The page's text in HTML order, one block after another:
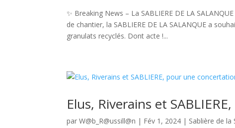
✨ Breaking News – La SABLIERE DE LA
de chantier, la SABLIERE DE LA SALANQUE a
granulats recyclés. Dont acte !...
Elus, Riverains et
parW@b_R@ussill@n | Fév 1, 2024 | Sablière de la